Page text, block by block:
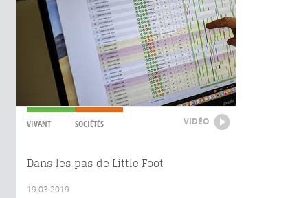
VIVANT SOCIÉTÉS VIDÉO
Dans les pas de Little Foot
19.03.2019